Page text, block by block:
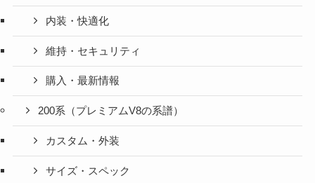
内装・快適化
維持・セキュリティ
購入・最新情報
200系（プレミアムV8の系譜）
カスタム・外装
サイズ・スペック